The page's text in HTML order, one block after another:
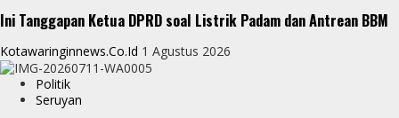
Ini Tanggapan Ketua DPRD soal Listrik Padam dan Antrean BBM
Kotawaringinnews.co.id 1 Agustus 2026
Politik
Seruyan